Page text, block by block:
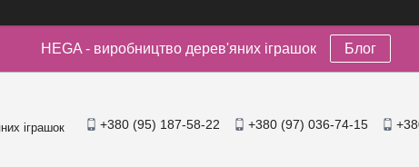
HEGA - виробництво дерев'яних іграшок Блог
іграшок +380 (95) 187-58-22 +380 (97) 036-74-15